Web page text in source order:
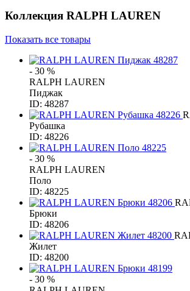
Коллекция RALPH LAUREN
Показать все товары
- 30 %
RALPH LAUREN
Пиджак
ID: 48287
Рубашка
ID: 48226
- 30 %
RALPH LAUREN
Поло
ID: 48225
Брюки
ID: 48206
Жилет
ID: 48200
- 30 %